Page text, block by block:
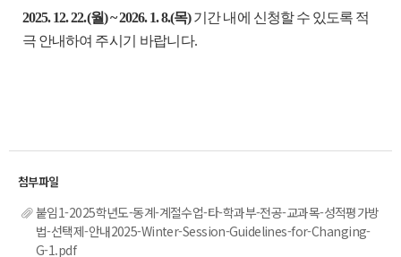
2025. 12. 22.(월) ~ 2026. 1. 8.(목)기간 내에 신청할 수 있도록 적
극 안내하여 주시기 바랍니다.
붙임1-2025학년도-동계-계절수업-타-학과부-전공-교과목-성적평가방
법-선택제-안내2025-Winter-Session-Guidelines-for-Changing-
G-1.pdf